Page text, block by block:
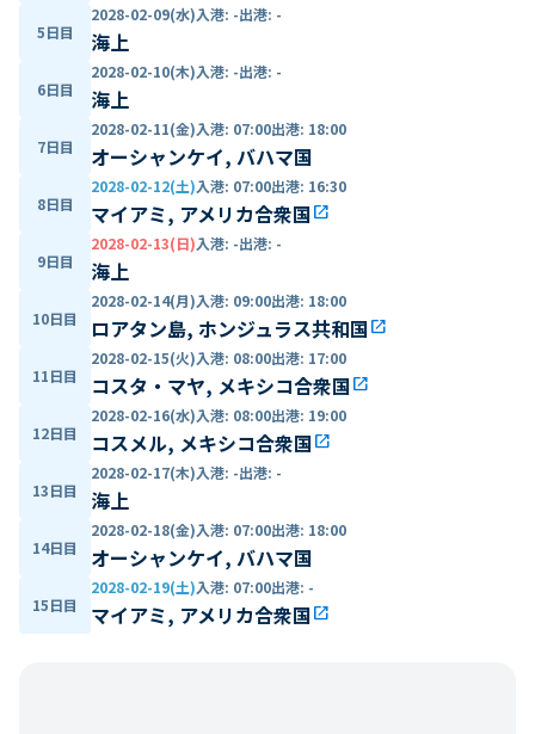
5日目
2028-02-09(水)入港: -出港: -
海上
6日目
2028-02-10(木)入港: -出港: -
海上
7日目
2028-02-11(金)入港: 07:00出港: 18:00
オーシャンケイ, バハマ国
8日目
2028-02-12(土)入港: 07:00出港: 16:30
マイアミ, アメリカ合衆国open_in_new
9日目
2028-02-13(日)入港: -出港: -
海上
10日目
2028-02-14(月)入港: 09:00出港: 18:00
ロアタン島, ホンジュラス共和国open_in_new
11日目
2028-02-15(火)入港: 08:00出港: 17:00
コスタ・マヤ, メキシコ合衆国open_in_new
12日目
2028-02-16(水)入港: 08:00出港: 19:00
コスメル, メキシコ合衆国open_in_new
13日目
2028-02-17(木)入港: -出港: -
海上
14日目
2028-02-18(金)入港: 07:00出港: 18:00
オーシャンケイ, バハマ国
15日目
2028-02-19(土)入港: 07:00出港: -
マイアミ, アメリカ合衆国open_in_new